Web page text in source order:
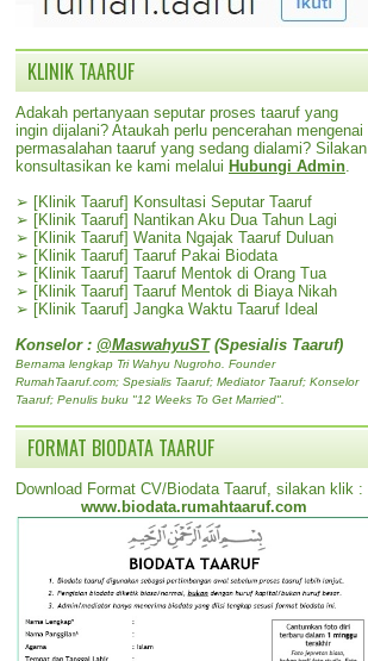
KLINIK TAARUF
Adakah pertanyaan seputar proses taaruf yang
ingin dijalani? Ataukah perlu pencerahan mengenai
permasalahan taaruf yang sedang dialami? Silakan
konsultasikan ke kami melalui Hubungi Admin
➢ [Klinik Taaruf] Konsultasi Seputar Taaruf
➢ [Klinik Taaruf] Nantikan Aku Dua Tahun Lagi
➢ [Klinik Taaruf] Wanita Ngajak Taaruf Duluan
➢ [Klinik Taaruf] Taaruf Pakai Biodata
➢ [Klinik Taaruf] Taaruf Mentok di Orang Tua
➢ [Klinik Taaruf] Taaruf Mentok di Biaya Nikah
➢ [Klinik Taaruf] Jangka Waktu Taaruf Ideal
Konselor : @MaswahyuST(Spesialis Taaruf)
Bernama lengkap Tri Wahyu Nugroho. Founder
RumahTaaruf.com; Spesialis Taaruf; Mediator Taaruf; Konselor
Taaruf; Penulis buku "12 Weeks To Get Married".
FORMAT BIODATA TAARUF
Download Format CV/Biodata Taaruf, silakan klik :
www.biodata.rumahtaaruf.com